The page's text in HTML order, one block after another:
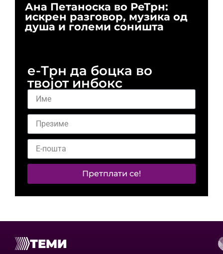
Ана Петаноска во РеТрн:
искрен разговор, музика од
душа и големи соништа
е-Трн да боцка во
твојот инбокс
Претплати се!
ТЕМИ